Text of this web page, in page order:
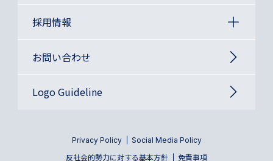
採用情報
お問い合わせ
Logo Guideline
Privacy Policy
Social Media Policy
反社会的勢力に対する基本方針
免責事項